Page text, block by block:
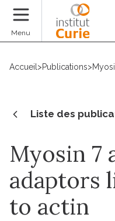
Menu
Accueil >Publications>
Liste des
Myosin 7
adaptors
to actin